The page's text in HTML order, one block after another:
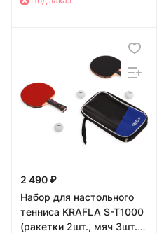
2 490 ₽
Набор для настольного
тенниса KRAFLA S-T1000
(ракетки 2шт., мяч 3шт.,